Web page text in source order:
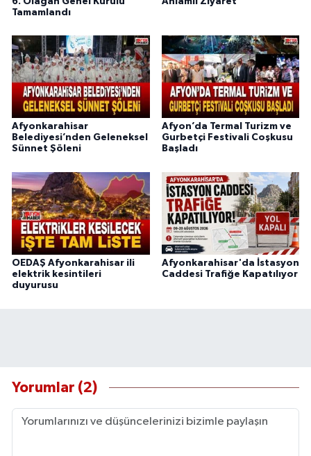
Tamamlandı
Afyonkarahisar
Belediyesi’nden Geleneksel
Sünnet Şöleni
Afyon’da Termal Turizm ve
Gurbetçi Festivali Coşkusu
Başladı
OEDAŞ Afyonkarahisar ili
elektrik kesintileri
duyurusu
Afyonkarahisar'da İstasyon
Caddesi Trafiğe Kapatılıyor
Yorumlar (2)